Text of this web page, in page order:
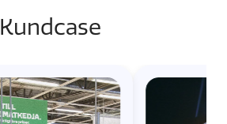
Kundcase